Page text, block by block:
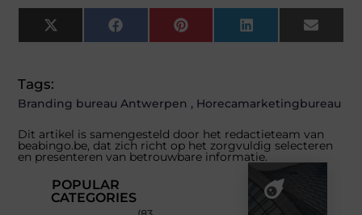
X
(Twitter)
FacebookPinterestLinkedInEmail
Tags:
Branding bureau Antwerpen , Horecamarketingbureau
Dit artikel is samengesteld door het redactieteam van
beabingo.be, dat zich richt op het zorgvuldig selecteren
en presenteren van betrouwbare informatie.
POPULAR
CATEGORIES